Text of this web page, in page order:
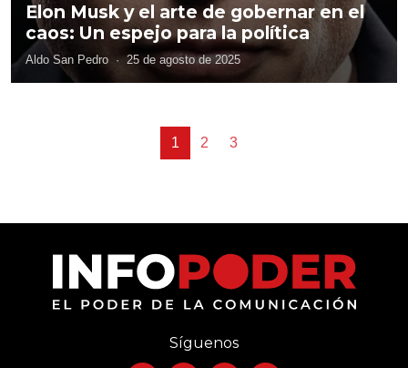
Elon Musk y el arte de gobernar en el
caos: Un espejo para la política
Aldo San Pedro · 25 de agosto de 2025
1 2 3
Síguenos